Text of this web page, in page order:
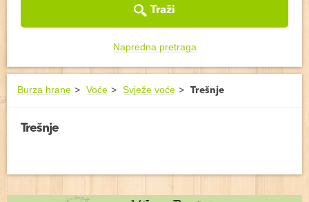
Traži
Napredna pretraga
Burza hrane Voće Svježe voće Trešnje
Trešnje